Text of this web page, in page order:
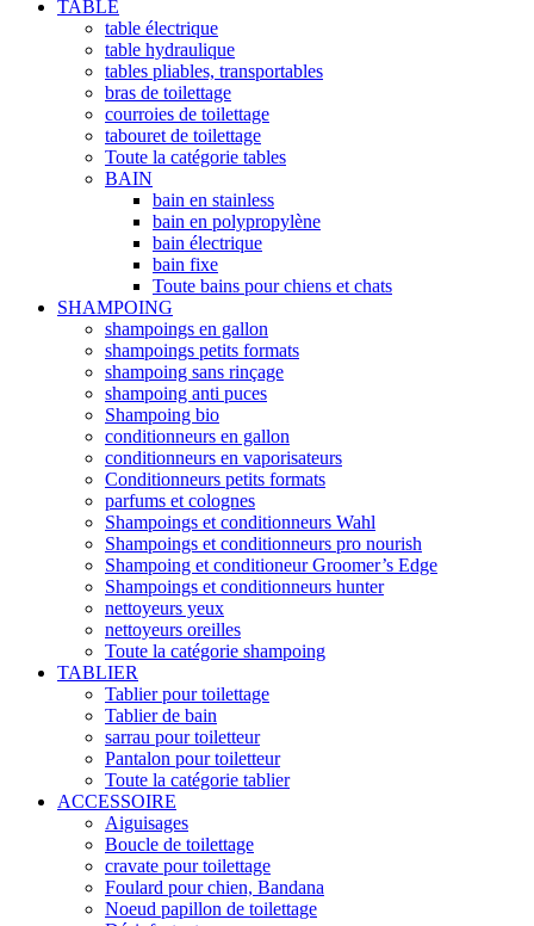
TABLE
table électrique
table hydraulique
tables pliables, transportables
bras de toilettage
courroies de toilettage
tabouret de toilettage
Toute la catégorie tables
BAIN
bain en stainless
bain en polypropylène
bain électrique
bain fixe
Toute bains pour chiens et chats
SHAMPOING
shampoings en gallon
shampoings petits formats
shampoing sans rinçage
shampoing anti puces
Shampoing bio
conditionneurs en gallon
conditionneurs en vaporisateurs
Conditionneurs petits formats
parfums et colognes
Shampoings et conditionneurs Wahl
Shampoings et conditionneurs pro nourish
Shampoing et conditioneur Groomer’s Edge
Shampoings et conditionneurs hunter
nettoyeurs yeux
nettoyeurs oreilles
Toute la catégorie shampoing
TABLIER
Tablier pour toilettage
Tablier de bain
sarrau pour toiletteur
Pantalon pour toiletteur
Toute la catégorie tablier
ACCESSOIRE
Aiguisages
Boucle de toilettage
cravate pour toilettage
Foulard pour chien, Bandana
Noeud papillon de toilettage